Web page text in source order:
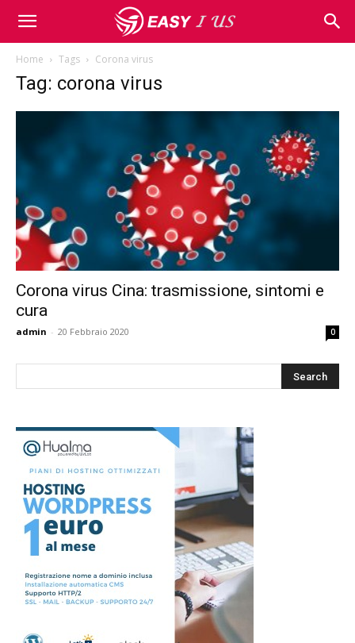
Home Tags Corona virus
Tag: corona virus
Corona virus Cina: trasmissione, sintomi e
cura
admin - 20 Febbraio 2020 0